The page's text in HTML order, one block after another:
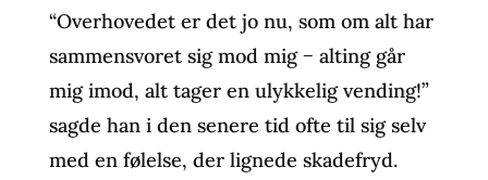
“Overhovedet er det jo nu, som om alt har
sammensvoret sig mod mig − alting går
mig imod, alt tager en ulykkelig vending!”
sagde han i den senere tid ofte til sig selv
med en følelse, der lignede skadefryd.